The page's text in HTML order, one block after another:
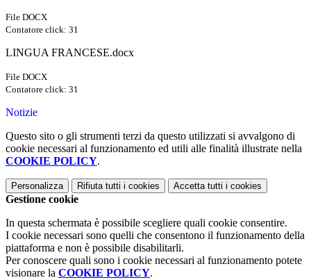
File DOCX
Contatore click: 31
LINGUA FRANCESE.docx
File DOCX
Contatore click: 31
Notizie
Questo sito o gli strumenti terzi da questo utilizzati si avvalgono di
cookie necessari al funzionamento ed utili alle finalità illustrate nella
COOKIE POLICY.
Personalizza Rifiuta tutti i cookies Accetta tutti i cookies
Gestione cookie
In questa schermata è possibile scegliere quali cookie consentire.
I cookie necessari sono quelli che consentono il funzionamento della
piattaforma e non è possibile disabilitarli.
Per conoscere quali sono i cookie necessari al funzionamento potete
visionare la COOKIE POLICY.